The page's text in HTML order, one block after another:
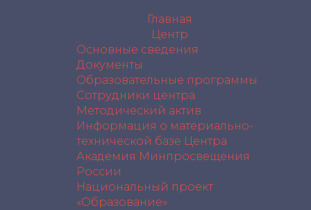
Главная
Центр
Основные сведения
Документы
Образовательные программы
Сотрудники центра
Методический актив
Информация о материально-
технической базе Центра
Академия Минпросвещения
России
Национальный проект
«Образование»